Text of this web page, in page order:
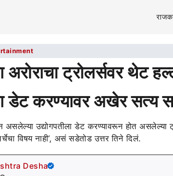
अरोराचा ट्रोलर्सवर थेट
डेट करण्यावर अखेर सत्य
असलेल्या उद्योगपतीला डेट करण्यावरून होत
विषय नाही’, असं सडेतोड उत्तर तिने दिलं.
Desha